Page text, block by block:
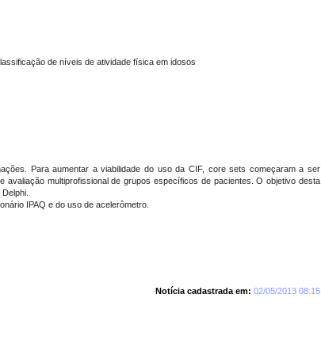
de níveis de atividade física em idosos
Para aumentar a viabilidade do uso da CIF, core sets começaram a ser
multiprofissional de grupos específicos de pacientes. O objetivo desta
IPAQ e do uso de acelerômetro.
Notícia cadastrada em: 02/05/2013 08:15